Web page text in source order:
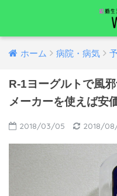
ホーム 病院・病気
R-1ヨーグルトで風
メーカーを使えば安
2018/03/05 2018/